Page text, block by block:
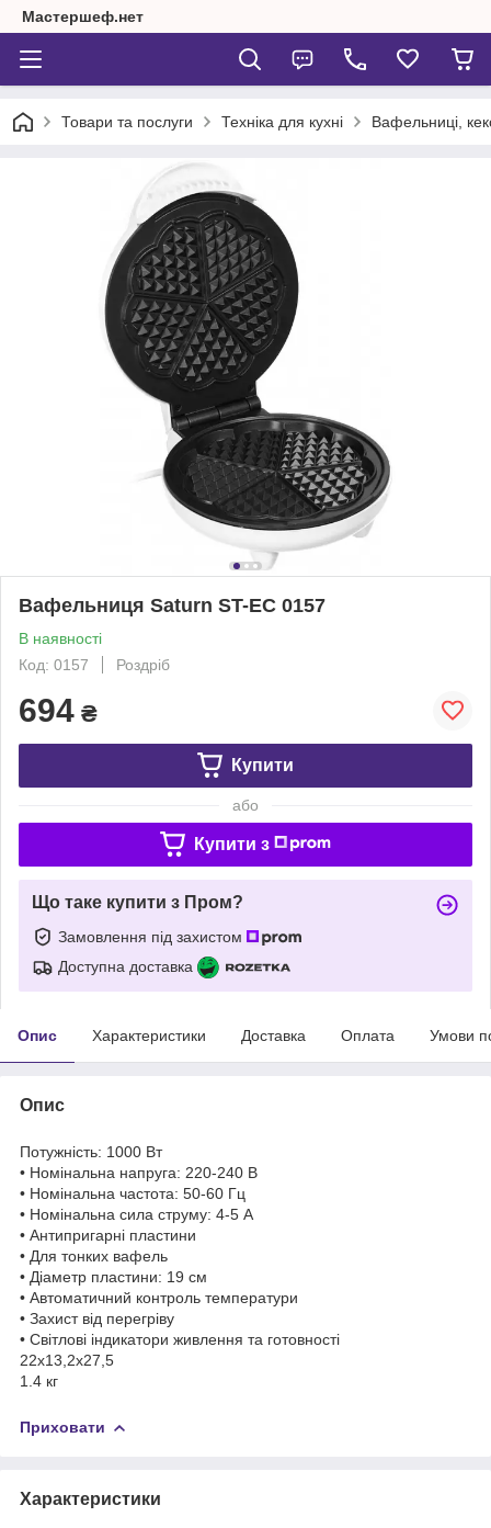
Мастершеф.нет
Товари та послуги Техніка для кухні Вафельниці,
Вафельниця Saturn ST-EC 0157
В наявності
Код: 0157
Роздріб
694 ₴
Купити
або
Купити з
Що таке купити з Пром?
Замовлення під захистом
Доступна доставка
Опис Характеристики Доставка Оплата Умови
Опис
Потужність: 1000 Вт
• Номінальна напруга: 220-240 В
• Номінальна частота: 50-60 Гц
• Номінальна сила струму: 4-5 А
• Антипригарні пластини
• Для тонких вафель
• Діаметр пластини: 19 см
• Автоматичний контроль температури
• Захист від перегріву
• Світлові індикатори живлення та готовності
22х13,2х27,5
1.4 кг
Приховати
Характеристики